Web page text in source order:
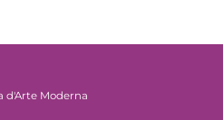
d'Arte Moderna